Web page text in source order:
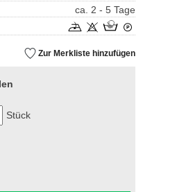
ca. 2 - 5 Tage
Zur Merkliste hinzufügen
Stück